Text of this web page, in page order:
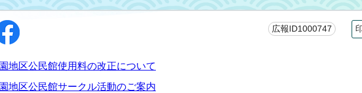
広報ID1000747
地区公民館使用料の改正について
地区公民館サークル活動のご案内